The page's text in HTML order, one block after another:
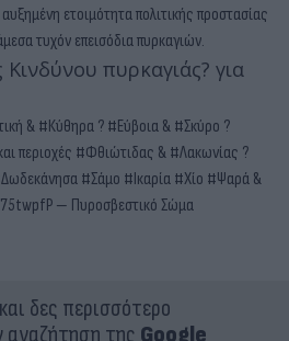
ετοιμότητα πολιτικής προστασίας
τυχόν επεισόδια πυρκαγιών.
πυρκαγιάς? για
& #Κύθηρα ? #Εύβοια & #Σκύρο ?
περιοχές #Φθιώτιδας & #Λακωνίας ?
#Σάμο #Ικαρία #Χίο #Ψαρά &
— Πυροσβεστικό Σώμα
δες περισσότερο
αναζήτηση της Google